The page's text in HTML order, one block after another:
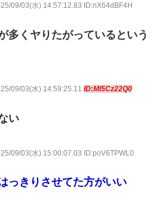
09/03(水) 14:57:12.83 ID:nX64dBF4H
多くヤりたがっているという
09/03(水) 14:59:25.11 ID:Ml5Cz22Q0
い
09/03(水) 15:00:07.03 ID:poV6TPWL0
っきりさせてた方がいい